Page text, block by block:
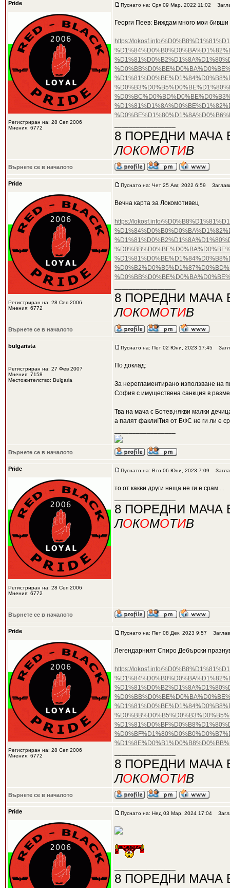
Pride
Регистриран на: 28 Сеп 2006
Мнения: 6772
Пуснато на: Сря 09 Мар, 2022 11:02
Георги Пеев: Виждам много мои
https://lokosf.info/
8 ПОРЕДНИ МАЧА
ЛОКОМОТИВ
Върнете се в началото
Pride
Регистриран на: 28 Сеп 2006
Мнения: 6772
Пуснато на: Чет 25 Авг, 2022 6:59
Вечна карта за Локомотивец
https://lokosf.info/
8 ПОРЕДНИ МАЧА
ЛОКОМОТИВ
Върнете се в началото
bulgarista
Регистриран на: 27 Фев 2007
Мнения: 7158
Местожителство: Bulgaria
Пуснато на: Пет 02 Юни, 2023 17:45
По доклад:
За нерегламентирано използване на
София с имуществена санкция в
Тва на мача с Ботев,някви малки
а палят факли!Тия от БФС не ги ли е
Върнете се в началото
Pride
Регистриран на: 28 Сеп 2006
Мнения: 6772
Пуснато на: Вто 06 Юни, 2023 7:09
то от какви други неща не ги е срам ...
8 ПОРЕДНИ МАЧА
ЛОКОМОТИВ
Върнете се в началото
Pride
Регистриран на: 28 Сеп 2006
Мнения: 6772
Пуснато на: Пет 08 Дек, 2023 9:57
Легендарният Спиро Дебърски
https://lokosf.info/
8 ПОРЕДНИ МАЧА
ЛОКОМОТИВ
Върнете се в началото
Pride Пуснато на: Нед 03 Мар, 2024 17:04
8 ПОРЕДНИ МАЧА